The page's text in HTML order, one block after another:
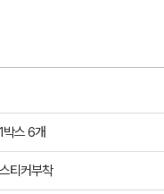
1박스 6개
스티커부착